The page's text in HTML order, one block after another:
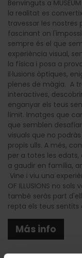
Benvinguts a
la realitat es
travessar les nostres
fascinant on
sempre és el que
experiència visual,
la física i posa a
il·lusions òptiques,
plenes de màgia. A
interactives,
enganyar els teus
límit. Imatges que
que semblen
visuals que no
propis ulls. A més,
per a totes les
a gaudir en família,
Vine i viu una
OF ILLUSIONS no
també seràs part
repta els teus
Más info